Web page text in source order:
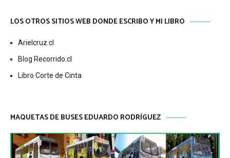
LOS OTROS SITIOS WEB DONDE ESCRIBO Y MI LIBRO
Arielcruz.cl
Blog Recorrido.cl
Libro Corte de Cinta
MAQUETAS DE BUSES EDUARDO RODRÍGUEZ